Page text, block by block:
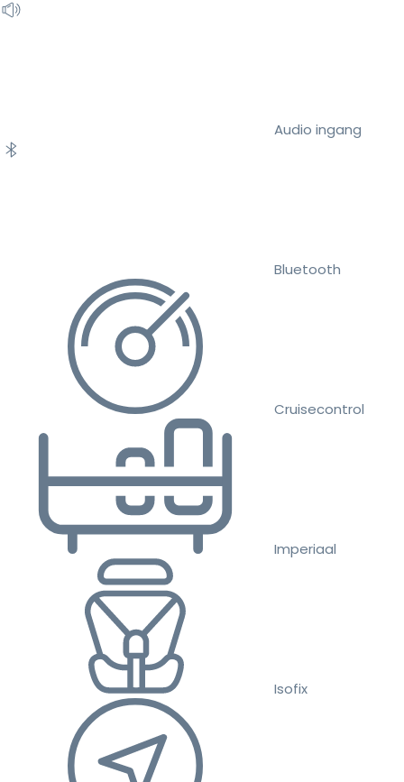
Audio ingang
Bluetooth
Cruisecontrol
Imperiaal
Isofix